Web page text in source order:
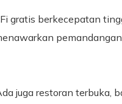
gratis berkecepatan
juga restoran terbuka,